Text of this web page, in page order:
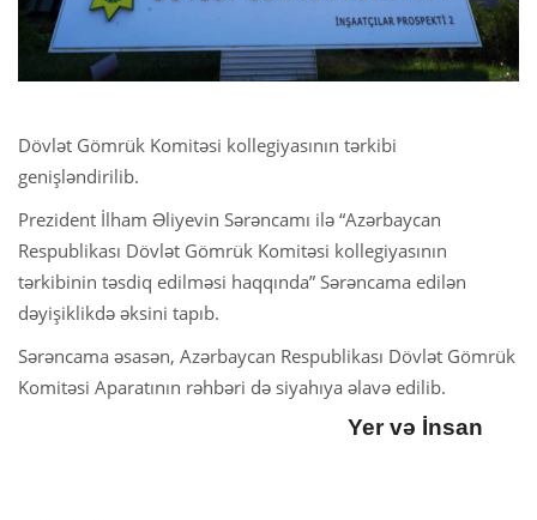
Dövlət Gömrük Komitəsi kollegiyasının tərkibi
genişləndirilib.
Prezident İlham Əliyevin Sərəncamı ilə “Azərbaycan
Respublikası Dövlət Gömrük Komitəsi kollegiyasının
tərkibinin təsdiq edilməsi haqqında” Sərəncama edilən
dəyişiklikdə əksini tapıb.
Sərəncama əsasən, Azərbaycan Respublikası Dövlət Gömrük
Komitəsi Aparatının rəhbəri də siyahıya əlavə edilib.
Yer və İnsan